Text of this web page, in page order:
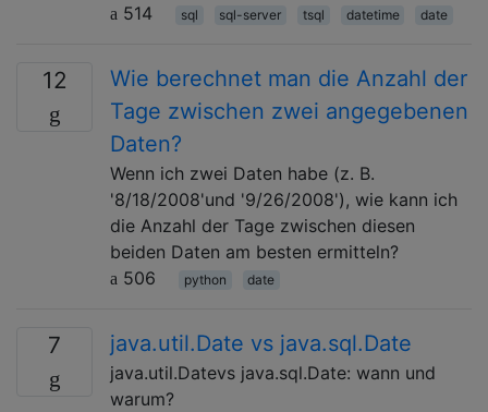
514
sql sql-server tsql datetime date
12
Wie berechnet man die Anzahl der
Tage zwischen zwei angegebenen
Daten?
Wenn ich zwei Daten habe (z. B.
'8/18/2008'und '9/26/2008'), wie kann ich
die Anzahl der Tage zwischen diesen
beiden Daten am besten ermitteln?
506
python date
7 java.util.Date vs java.sql.Date
java.util.Datevs java.sql.Date: wann und
warum?